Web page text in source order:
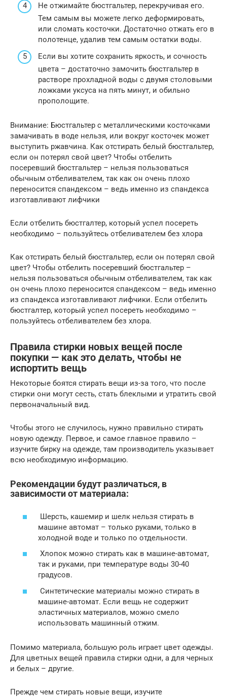
Не отжимайте бюстгальтер, перекручивая его.
Тем самым вы можете легко деформировать,
или сломать косточки. Достаточно отжать его в
полотенце, удалив тем самым остатки воды.
Если вы хотите сохранить яркость, и сочность
цвета – достаточно замочить бюстгальтер в
растворе прохладной воды с двумя столовыми
ложками уксуса на пять минут, и обильно
прополощите.
Внимание: Бюстгальтер с металлическими косточками
замачивать в воде нельзя, или вокруг косточек может
выступить ржавчина. Как отстирать белый бюстгальтер,
если он потерял свой цвет? Чтобы отбелить
посеревший бюстгальтер – нельзя пользоваться
обычным отбеливателем, так как он очень плохо
переносится спандексом – ведь именно из спандекса
изготавливают лифчики
Если отбелить бюстгалтер, который успел посереть
необходимо – пользуйтесь отбеливателем без хлора
Как отстирать белый бюстгальтер, если он потерял свой
цвет? Чтобы отбелить посеревший бюстгальтер –
нельзя пользоваться обычным отбеливателем, так как
он очень плохо переносится спандексом – ведь именно
из спандекса изготавливают лифчики. Если отбелить
бюстгалтер, который успел посереть необходимо –
пользуйтесь отбеливателем без хлора.
Правила стирки новых вещей после
покупки — как это делать, чтобы не
испортить вещь
Некоторые боятся стирать вещи из-за того, что после
стирки они могут сесть, стать блеклыми и утратить свой
первоначальный вид.
Чтобы этого не случилось, нужно правильно стирать
новую одежду. Первое, и самое главное правило –
изучите бирку на одежде, там производитель указывает
всю необходимую информацию.
Рекомендации будут различаться, в
зависимости от материала:
Шерсть, кашемир и шелк нельзя стирать в
машине автомат – только руками, только в
холодной воде и только по отдельности.
Хлопок можно стирать как в машине-автомат,
так и руками, при температуре воды 30-40
градусов.
Синтетические материалы можно стирать в
машине-автомат. Если вещь не содержит
эластичных материалов, можно смело
использовать машинный отжим.
Помимо материала, большую роль играет цвет одежды.
Для цветных вещей правила стирки одни, а для черных
и белых – другие.
Прежде чем стирать новые вещи, изучите